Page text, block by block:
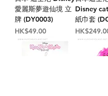
愛麗斯夢遊仙境 立
牌 (DY0003)
價格
HK$49.00
Disney
紙巾套
價格